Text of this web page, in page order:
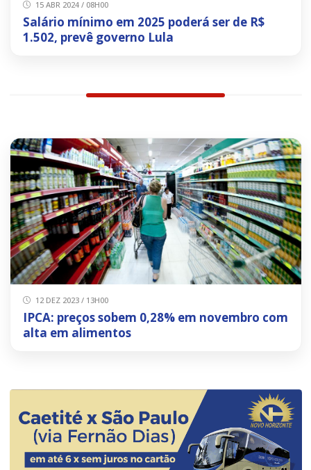
15 ABR 2024 / 08H00
Salário mínimo em 2025 poderá ser de R$
1.502, prevê governo Lula
12 DEZ 2023 / 13H00
IPCA: preços sobem 0,28% em novembro com
alta em alimentos